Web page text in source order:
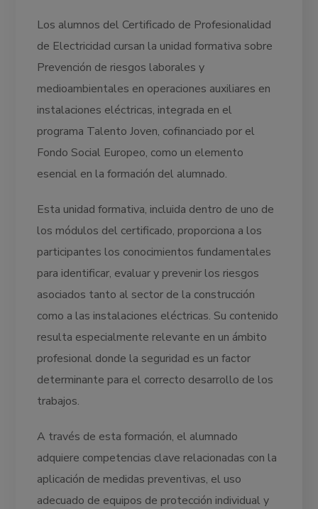
Los alumnos del Certificado de Profesionalidad
de Electricidad cursan la unidad formativa sobre
Prevención de riesgos laborales y
medioambientales en operaciones auxiliares en
instalaciones eléctricas, integrada en el
programa Talento Joven, cofinanciado por el
Fondo Social Europeo, como un elemento
esencial en la formación del alumnado.
Esta unidad formativa, incluida dentro de uno de
los módulos del certificado, proporciona a los
participantes los conocimientos fundamentales
para identificar, evaluar y prevenir los riesgos
asociados tanto al sector de la construcción
como a las instalaciones eléctricas. Su contenido
resulta especialmente relevante en un ámbito
profesional donde la seguridad es un factor
determinante para el correcto desarrollo de los
trabajos.
A través de esta formación, el alumnado
adquiere competencias clave relacionadas con la
aplicación de medidas preventivas, el uso
adecuado de equipos de protección individual y